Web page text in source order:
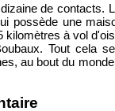
de contacts.
possède une
kilomètres à vol
Tout cela
au bout du